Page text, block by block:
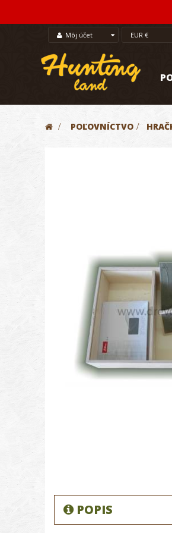
Môj účet EUR €
> POĽOVNÍCTVO >
POPIS